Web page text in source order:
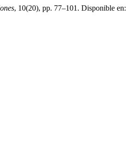
, 10(20), pp. 77–101. Disponible en: